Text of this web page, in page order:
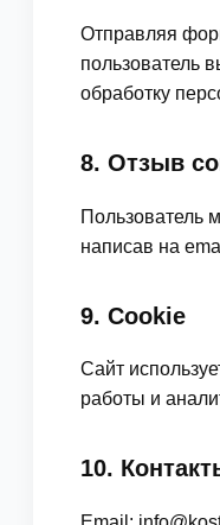
Отправляя
пользователь
обработку
8. Отзыв
Пользователь
написав на
9. Cookie
Сайт
работы и
10.